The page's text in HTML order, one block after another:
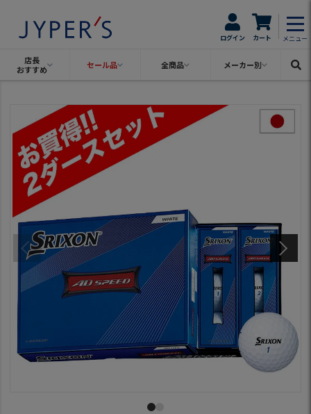
ログイン カート メニュー
店長
おすすめ
セール品 全商品 メーカー別